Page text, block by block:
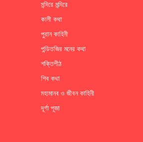
মন্দিরে মন্দিরে
কালী কথা
পুরান কাহিনী
পন্ডিতজির মনের কথা
শক্তিপীঠ
শিব কথা
মহামানব ও জীবন কাহিনী
দূর্গা পূজা